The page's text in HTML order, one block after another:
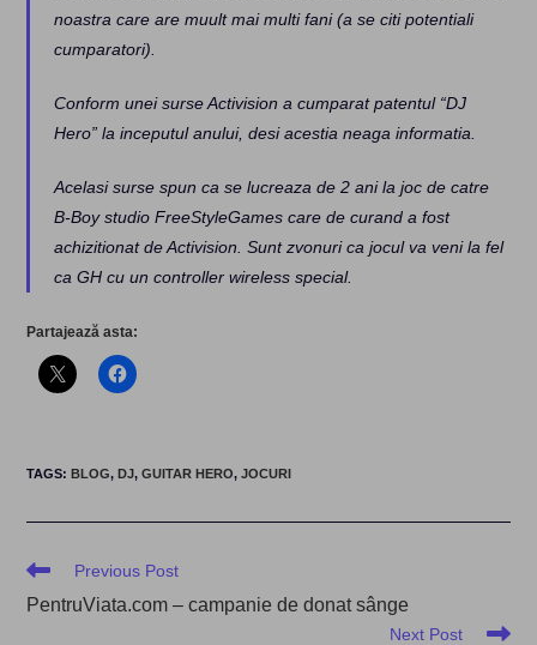
noastra care are muult mai multi fani (a se citi potentiali
cumparatori).
Conform unei surse Activision a cumparat patentul “DJ
Hero” la inceputul anului, desi acestia neaga informatia.
Acelasi surse spun ca se lucreaza de 2 ani la joc de catre
B-Boy studio FreeStyleGames care de curand a fost
achizitionat de Activision. Sunt zvonuri ca jocul va veni la fel
ca GH cu un controller wireless special.
Partajează asta:
TAGS:BLOG, DJ, GUITAR HERO, JOCURI
Read
articles
Previous Post
PentruViata.com – campanie de donat sânge
Next Post